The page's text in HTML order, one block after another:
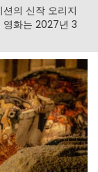
의 신작 오리지
영화는 2027년 3